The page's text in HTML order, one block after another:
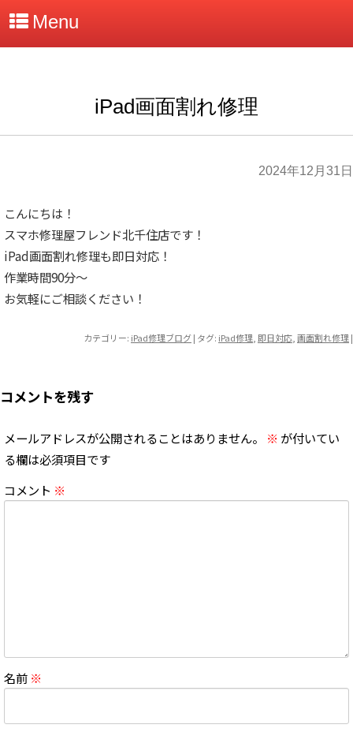
Menu
iPad画面割れ修理
2024年12月31日
こんにちは！
スマホ修理屋フレンド北千住店です！
iPad画面割れ修理も即日対応！
作業時間90分～
お気軽にご相談ください！
カテゴリー: iPad修理ブログ| タグ: iPad修理 即日対応 画面割れ修理|
コメントを残す
メールアドレスが公開されることはありません。 ※ が付いてい
る欄は必須項目です
コメント ※
名前 ※